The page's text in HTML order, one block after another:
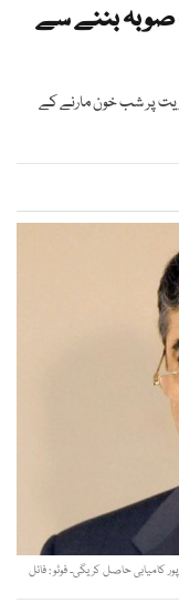
صوبہ بننے سے
پر شب خون مارنے کے